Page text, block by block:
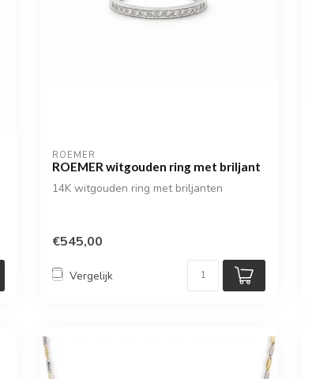
ROEMER
ROEMER witgouden ring met briljant
14K witgouden ring met briljanten
€545,00
Vergelijk